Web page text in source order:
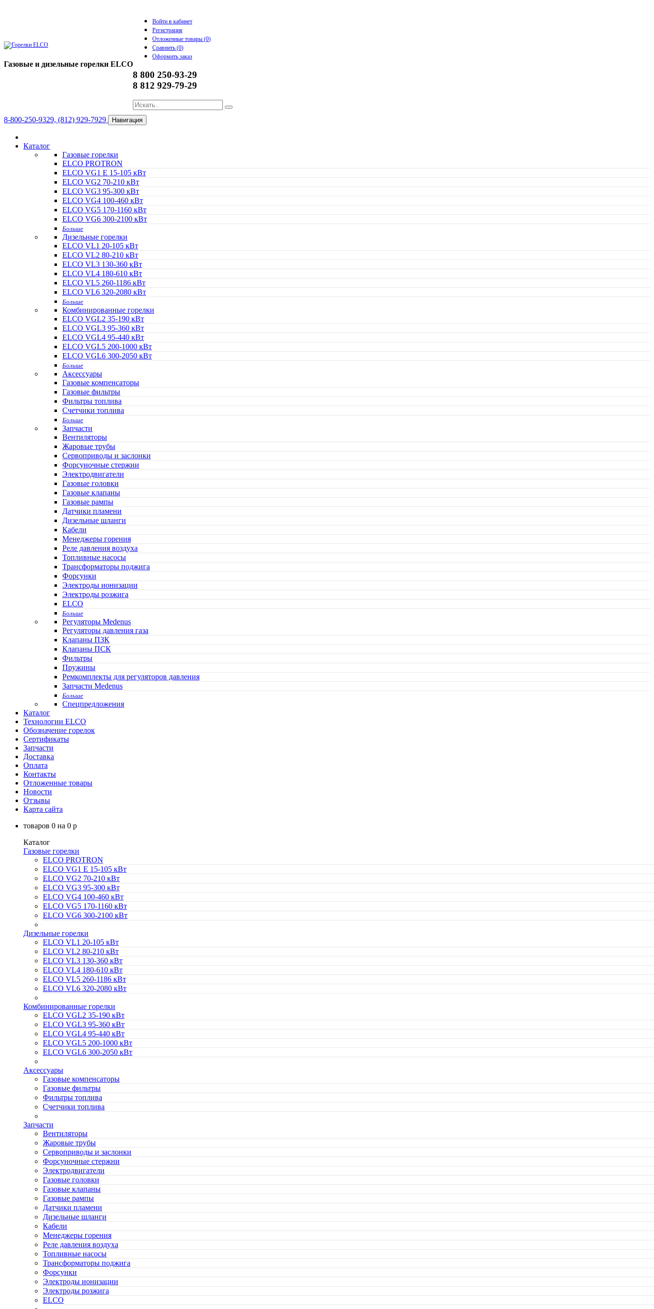
Газовые и дизельные горелки ELCO
Войти в кабинет
Регистрация
Отложенные товары (0)
Сравнить (0)
Оформить заказ
8 800 250-93-29
8 812 929-79-29
8-800-250-9329, (812) 929-7929 Навигация
Каталог
Газовые горелки
ELCO PROTRON
ELCO VG1 E 15-105 кВт
ELCO VG2 70-210 кВт
ELCO VG3 95-300 кВт
ELCO VG4 100-460 кВт
ELCO VG5 170-1160 кВт
ELCO VG6 300-2100 кВт
Больше
Дизельные горелки
ELCO VL1 20-105 кВт
ELCO VL2 80-210 кВт
ELCO VL3 130-360 кВт
ELCO VL4 180-610 кВт
ELCO VL5 260-1186 кВт
ELCO VL6 320-2080 кВт
Больше
Комбинированные горелки
ELCO VGL2 35-190 кВт
ELCO VGL3 95-360 кВт
ELCO VGL4 95-440 кВт
ELCO VGL5 200-1000 кВт
ELCO VGL6 300-2050 кВт
Больше
Аксессуары
Газовые компенсаторы
Газовые фильтры
Фильтры топлива
Счетчики топлива
Больше
Запчасти
Вентиляторы
Жаровые трубы
Сервоприводы и заслонки
Форсуночные стержни
Электродвигатели
Газовые головки
Газовые клапаны
Газовые рампы
Датчики пламени
Дизельные шланги
Кабели
Менеджеры горения
Реле давления воздуха
Топливные насосы
Трансформаторы поджига
Форсунки
Электроды ионизации
Электроды розжига
ELCO
Больше
Регуляторы Medenus
Регуляторы давления газа
Клапаны ПЗК
Клапаны ПСК
Фильтры
Пружины
Ремкомплекты для регуляторов давления
Запчасти Medenus
Больше
Спецпредложения
Каталог
Технологии ELCO
Обозначение горелок
Сертификаты
Запчасти
Доставка
Оплата
Контакты
Отложенные товары
Новости
Отзывы
Карта сайта
товаров 0 на 0 p
Каталог
Газовые горелки
ELCO PROTRON
ELCO VG1 E 15-105 кВт
ELCO VG2 70-210 кВт
ELCO VG3 95-300 кВт
ELCO VG4 100-460 кВт
ELCO VG5 170-1160 кВт
ELCO VG6 300-2100 кВт
Дизельные горелки
ELCO VL1 20-105 кВт
ELCO VL2 80-210 кВт
ELCO VL3 130-360 кВт
ELCO VL4 180-610 кВт
ELCO VL5 260-1186 кВт
ELCO VL6 320-2080 кВт
Комбинированные горелки
ELCO VGL2 35-190 кВт
ELCO VGL3 95-360 кВт
ELCO VGL4 95-440 кВт
ELCO VGL5 200-1000 кВт
ELCO VGL6 300-2050 кВт
Аксессуары
Газовые компенсаторы
Газовые фильтры
Фильтры топлива
Счетчики топлива
Запчасти
Вентиляторы
Жаровые трубы
Сервоприводы и заслонки
Форсуночные стержни
Электродвигатели
Газовые головки
Газовые клапаны
Газовые рампы
Датчики пламени
Дизельные шланги
Кабели
Менеджеры горения
Реле давления воздуха
Топливные насосы
Трансформаторы поджига
Форсунки
Электроды ионизации
Электроды розжига
ELCO